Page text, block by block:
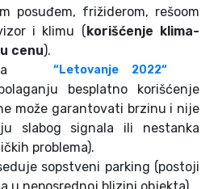
posuđem, frižiderom, rešoom
i klimu (korišćenje klima-
cenu).
“Letovanje 2022“
besplatno korišćenje
može garantovati brzinu i nije
slabog signala ili nestanka
problema).
sopstveni parking (postoji
u neposrednoj blizini objekta).